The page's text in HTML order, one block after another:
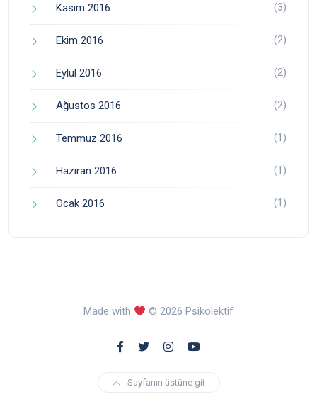
Kasım 2016 (3)
Ekim 2016 (2)
Eylül 2016 (2)
Ağustos 2016 (2)
Temmuz 2016 (1)
Haziran 2016 (1)
Ocak 2016 (1)
Made with © 2026 Psikolektif
Sayfanın üstüne git